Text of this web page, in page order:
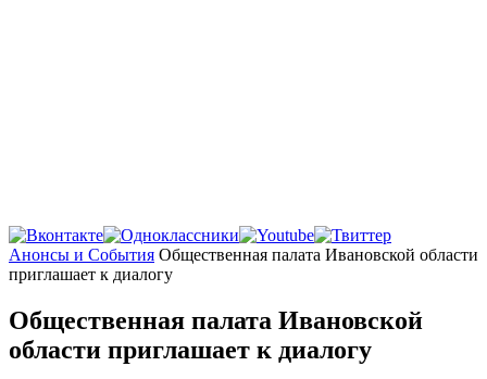
Главная
Анонсы и События Общественная палата Ивановской области
приглашает к диалогу
Общественная палата Ивановской
области приглашает к диалогу